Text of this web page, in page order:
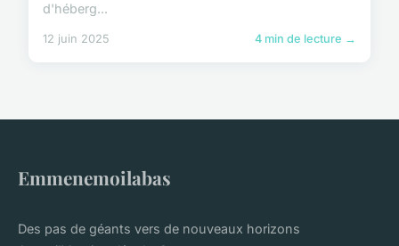
d'héberg...
12 juin 2025 4 min de lecture →
Emmenemoilabas
Des pas de géants vers de nouveaux horizons